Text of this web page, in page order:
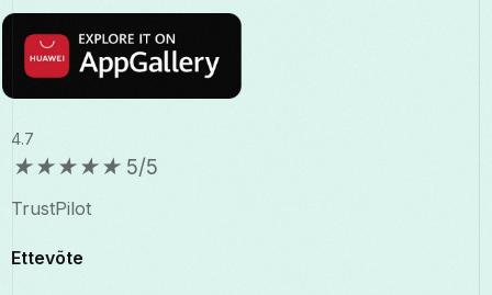
4.7
★★★★★ 5/5
TrustPilot
Ettevõte